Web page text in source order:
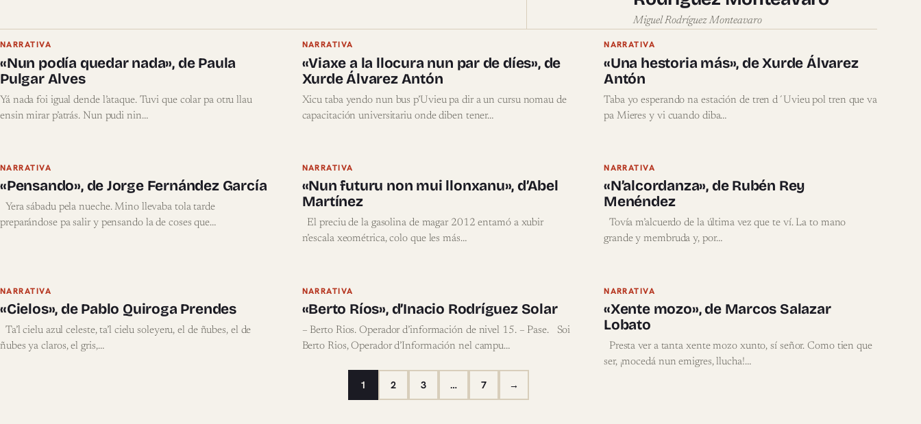
Miguel Rodríguez Monteavaro
NARRATIVA
«Nun podía quedar nada», de Paula
Pulgar Alves
Yá nada foi igual dende l’ataque. Tuvi que colar pa otru llau
ensin mirar p’atrás. Nun pudi nin…
NARRATIVA
«Viaxe a la llocura nun par de díes», de
Xurde Álvarez Antón
Xicu taba yendo nun bus p’Uvieu pa dir a un cursu nomau de
capacitación universitariu onde diben tener…
NARRATIVA
«Una hestoria más», de Xurde Álvarez
Antón
Taba yo esperando na estación de tren d´Uvieu pol tren que va
pa Mieres y vi cuando diba…
NARRATIVA
«Pensando», de Jorge Fernández García
Yera sábadu pela nueche. Mino llevaba tola tarde
preparándose pa salir y pensando la de coses que…
NARRATIVA
«Nun futuru non mui llonxanu», d’Abel
Martínez
El preciu de la gasolina de magar 2012 entamó a xubir
n’escala xeométrica, colo que les más…
NARRATIVA
«N’alcordanza», de Rubén Rey
Menéndez
Tovía m’alcuerdo de la última vez que te ví. La to mano
grande y membruda y, por…
NARRATIVA
«Cielos», de Pablo Quiroga Prendes
Ta’l cielu azul celeste, ta’l cielu soleyeru, el de ñubes, el de
ñubes ya claros, el gris,…
NARRATIVA
«Berto Ríos», d’Inacio Rodríguez Solar
– Berto Rios. Operador d’información de nivel 15. – Pase. Soi
Berto Rios, Operador d’Información nel campu…
NARRATIVA
«Xente mozo», de Marcos Salazar
Lobato
Presta ver a tanta xente mozo xunto, sí señor. Como tien que
ser, ¡mocedá nun emigres, llucha!…
1 2 3 … 7 →